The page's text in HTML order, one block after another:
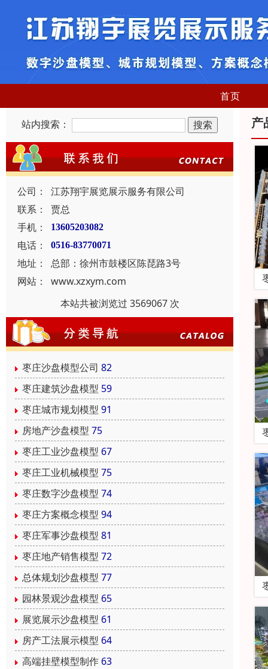
首页
站内搜索：
公司：
江苏翔宇展览展示服务有限公司
联系：
贾总
手机：
13605203082
电话： 0516-83770071
地址：
总部：徐州市鼓楼区陈琵路3号
网站：
www.xzxym.com
本站共被浏览过 3569067 次
枣庄沙盘模型公司 82
枣庄建筑沙盘模型 59
枣庄城市规划模型 91
房地产沙盘模型 75
枣庄工业沙盘模型 67
枣庄工业机械模型 75
枣庄数字沙盘模型 74
枣庄方案概念模型 94
枣庄军事沙盘模型 81
枣庄地产销售模型 72
总体规划沙盘模型 77
园林景观沙盘模型 65
展览展示沙盘模型 61
房产工法展示模型 64
高端挂壁模型制作 63
产